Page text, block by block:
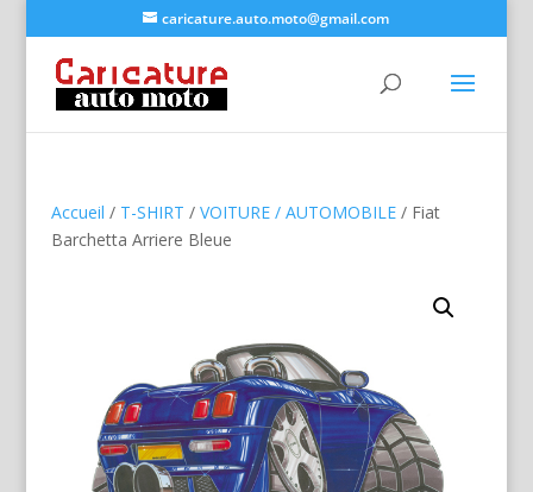
caricature.auto.moto@gmail.com
Accueil / T-SHIRT / VOITURE / AUTOMOBILE/ Fiat
Barchetta Arriere Bleue